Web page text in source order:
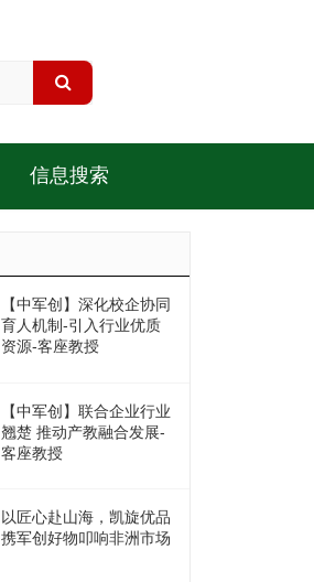
信息搜索
【中军创】深化校企协同
育人机制-引入行业优质
资源-客座教授
【中军创】联合企业行业
翘楚 推动产教融合发展-
客座教授
以匠心赴山海，凯旋优品
携军创好物叩响非洲市场